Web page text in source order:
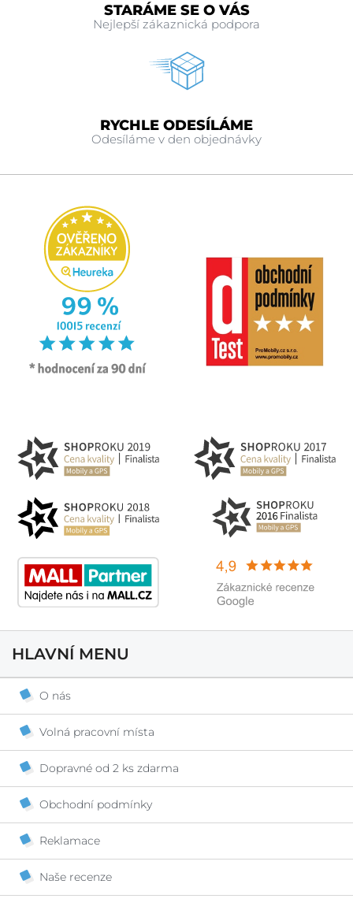
STARÁME SE O VÁS
Nejlepší zákaznická podpora
RYCHLE ODESÍLÁME
Odesíláme v den objednávky
HLAVNÍ MENU
O nás
Volná pracovní místa
Dopravné od 2 ks zdarma
Obchodní podmínky
Reklamace
Naše recenze